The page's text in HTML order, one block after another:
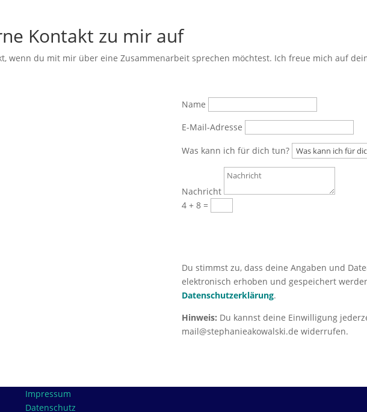
Kontakt zu mir auf
wenn du mit mir über eine Zusammenarbeit sprechen möchtest. Ich freue mich auf
Name
E-Mail-Adresse
Was kann ich für dich tun?
Nachricht
4 + 8 =
Du stimmst zu, dass deine Angaben und
elektronisch erhoben und gespeichert
Datenschutzerklärung.
Hinweis: Du kannst deine Einwilligung
mail@stephanieakowalski.de widerrufen.
Impressum
Datenschutz